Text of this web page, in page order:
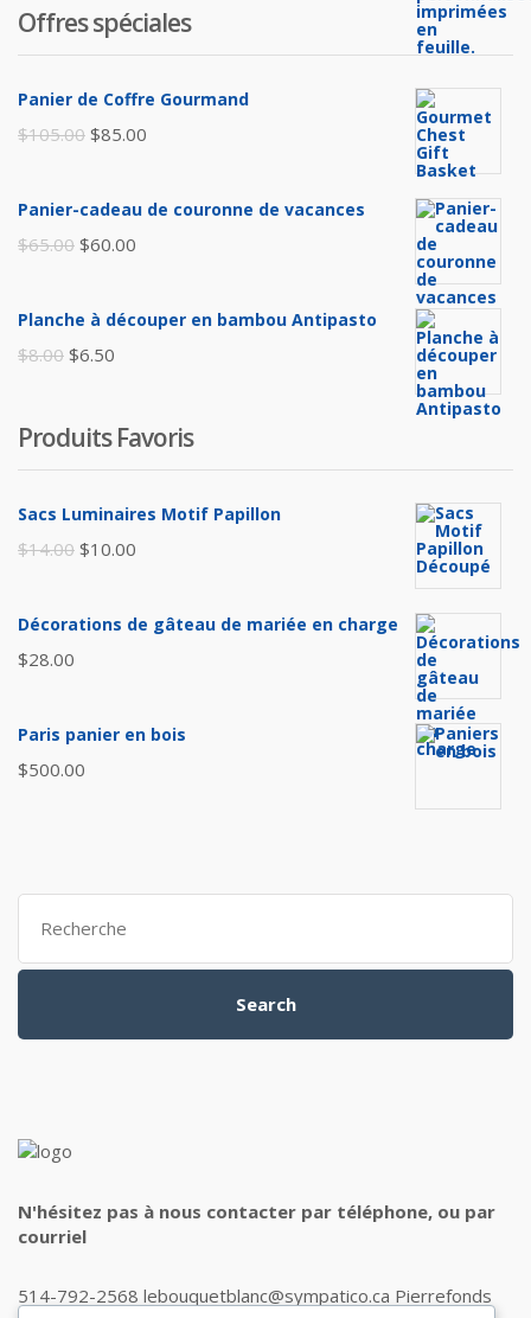
Offres spéciales
Panier de Coffre Gourmand
$105.00 Le
initial
$85.00
actuel
Panier-cadeau de couronne de vacances
$65.00 Le
initial
$60.00
Planche à découper en bambou Antipasto
$8.00 Le
était :
$6.50
est :
Produits Favoris
Sacs Luminaires Motif Papillon
$14.00 Le
initial
$10.00
actuel
Décorations de gâteau de mariée en charge
$28.00
Paris panier en bois
$500.00
Search
for:
Search
N'hésitez pas à nous contacter par téléphone, ou par
courriel
514-792-2568 lebouquetblanc@sympatico.ca Pierrefonds